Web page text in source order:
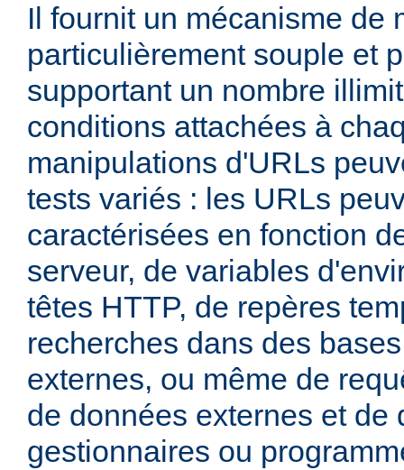
Il fournit un mécanisme de
particulièrement souple et
supportant un nombre
conditions attachées à
manipulations d'URLs
tests variés : les URLs
caractérisées en fonction
serveur, de variables
têtes HTTP, de repères
recherches dans des
externes, ou même de
de données externes et de
gestionnaires ou